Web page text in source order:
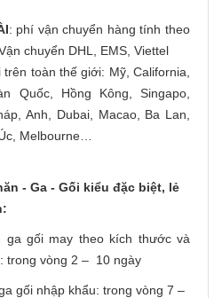
: phí vận chuyển hàng tính theo
chuyển DHL, EMS, Viettel
toàn thế giới: Mỹ, California,
Quốc, Hồng Kông, Singapo,
Anh, Dubai, Macao, Ba Lan,
Melbourne…
- Ga - Gối kiểu đặc biệt, lẻ
ga gối may theo kích thước và
trong vòng 2 – 10 ngày
gối nhập khẩu: trong vòng 7 –